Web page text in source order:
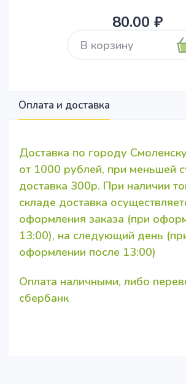
80.00 ₽
В корзину
Оплата и доставка
Доставка по городу
от 1000 рублей, при меньшей
доставка 300р. При наличии
складе доставка
оформления заказа (при
13:00), на следующий день
оформлении после 13:00)
Оплата наличными, либо
сбербанк